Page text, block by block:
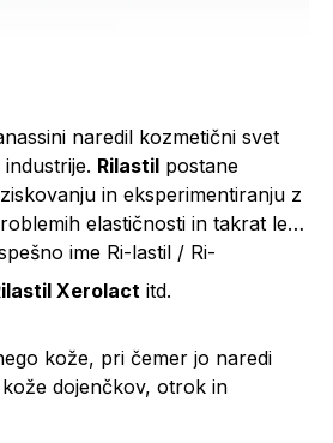
naredil kozmetični svet
Rilastil postane
in eksperimentiranju z
elastičnosti in takrat leta
ime Ri-lastil / Ri-
Xerolact itd.
kože, pri čemer jo naredi
dojenčkov, otrok in